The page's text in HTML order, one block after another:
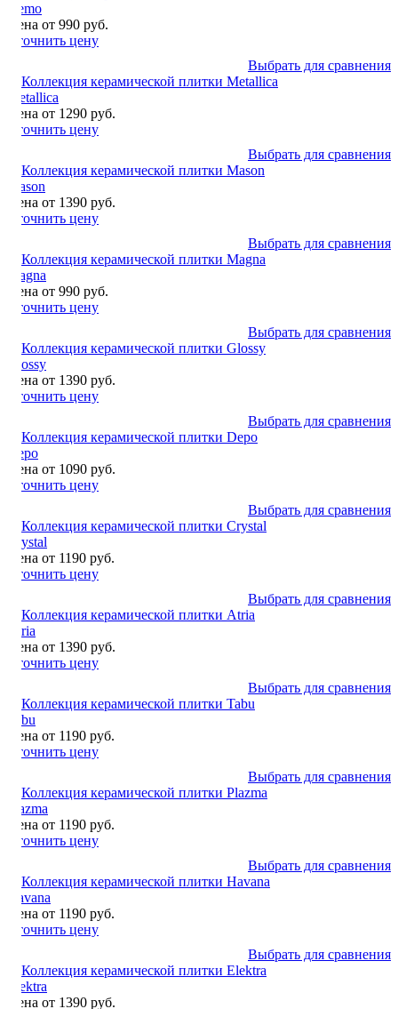
Nemo
Цена от 990 руб.
Уточнить цену
Выбрать для сравнения
Metallica
Цена от 1290 руб.
Уточнить цену
Выбрать для сравнения
Mason
Цена от 1390 руб.
Уточнить цену
Выбрать для сравнения
Magna
Цена от 990 руб.
Уточнить цену
Выбрать для сравнения
Glossy
Цена от 1390 руб.
Уточнить цену
Выбрать для сравнения
Depo
Цена от 1090 руб.
Уточнить цену
Выбрать для сравнения
Crystal
Цена от 1190 руб.
Уточнить цену
Выбрать для сравнения
Atria
Цена от 1390 руб.
Уточнить цену
Выбрать для сравнения
Tabu
Цена от 1190 руб.
Уточнить цену
Выбрать для сравнения
Plazma
Цена от 1190 руб.
Уточнить цену
Выбрать для сравнения
Havana
Цена от 1190 руб.
Уточнить цену
Выбрать для сравнения
Elektra
Цена от 1390 руб.